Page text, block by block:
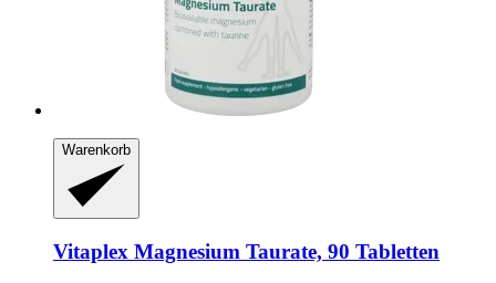
Warenkorb
Vitaplex Magnesium Taurate, 90 Tabletten